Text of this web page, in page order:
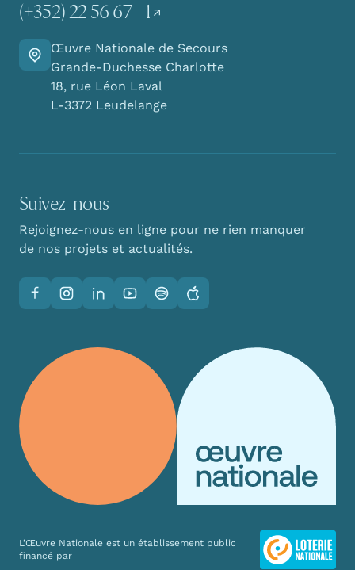
(+352) 22 56 67 - 1
Y allerŒuvre Nationale de Secours
Grande-Duchesse Charlotte
18, rue Léon Laval
L-3372 Leudelange
Suivez-nous
Rejoignez-nous en ligne pour ne rien manquer
de nos projets et actualités.
FacebookInstagramLinkedInYouTubeSpotifyApple
L’Œuvre Nationale est un établissement public
financé par